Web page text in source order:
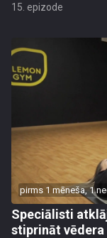
15. epizode
pirms 1 mēneša, 1
Speciālisti
stiprināt